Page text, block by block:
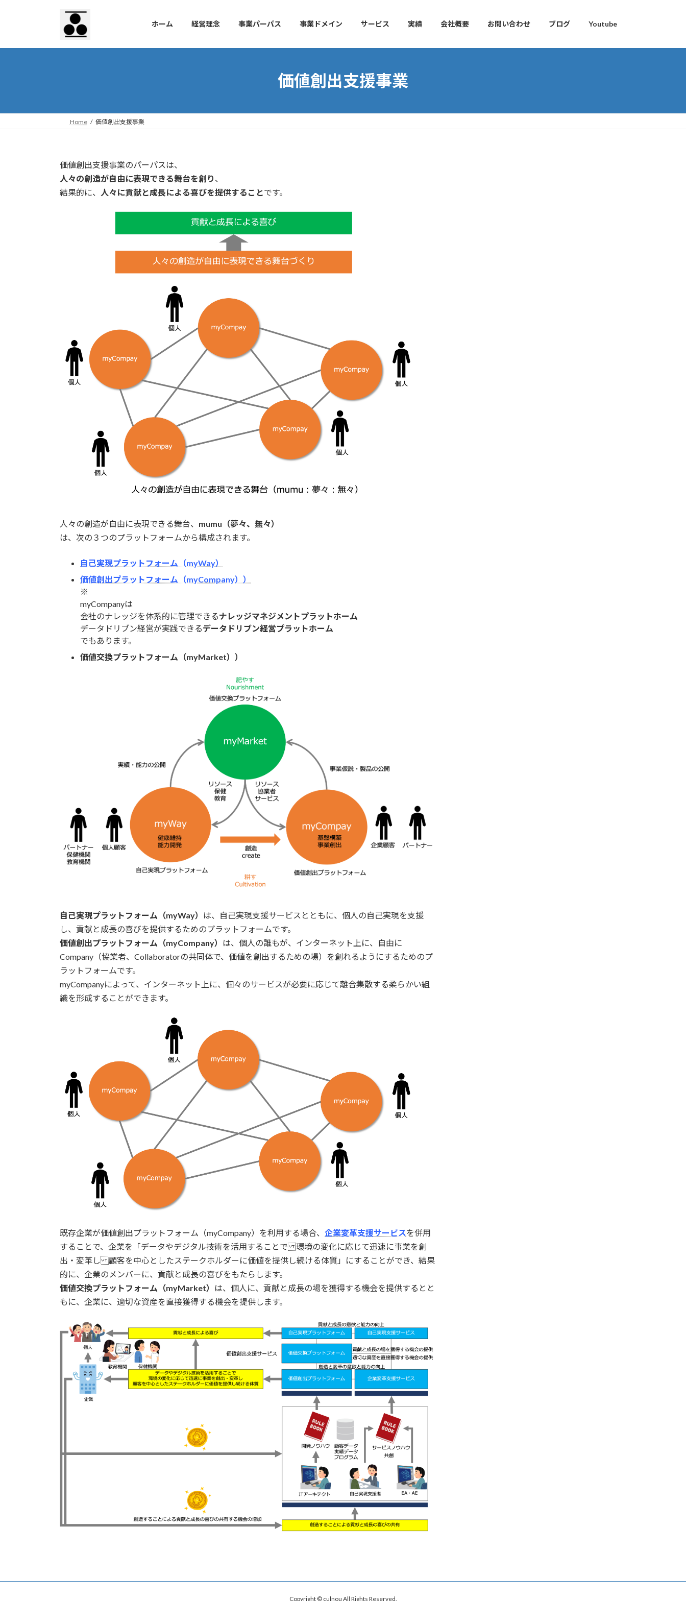
プ
動
ホーム 経営理念 事業パーパス 事業ドメイン サービス 実績 会社概要 お問い合わせ ブログ Youtube
価値創出支援事業
Home 価値創出支援事業
価値創出支援事業のパーパスは、
人々の創造が自由に表現できる舞台を創り 、
結果的に、
人々に貢献と成長による喜びを提供すること です。
人々の創造が自由に表現できる舞台、 mumu（夢々、無々）
は、次の３つのプラットフォームから構成されます。
自己実現プラットフォーム（myWay）
価値創出プラットフォーム（myCompany））
※
myCompanyは
会社のナレッジを体系的に管理できるナレッジマネジメントプラットホーム
データドリブン経営が実践できるデータドリブン経営プラットホーム
でもあります。
価値交換プラットフォーム（myMarket））
自己実現プラットフォーム（myWay） は、自己実現支援サービスとともに、個人の自己実現を支援
し、貢献と成長の喜びを提供するためのプラットフォームです。
価値創出プラットフォーム（myCompany） は、個人の誰もが、インターネット上に、自由に
Company（協業者、Collaboratorの共同体で、価値を創出するための場）を創れるようにするためのプ
ラットフォームです。
myCompanyによって、インターネット上に、個々のサービスが必要に応じて離合集散する柔らかい組
織を形成することができます。
既存企業が価値創出プラットフォーム（myCompany）を利用する場合、 企業変革支援サービスを併用
することで、企業を「データやデジタル技術を活用することで 環境の変化に応じて迅速に事業を創
出・変革し 顧客を中心としたステークホルダーに価値を提供し続ける体質」にすることができ、結果
的に、企業のメンバーに、貢献と成長の喜びをもたらします。
価値交換プラットフォーム（myMarket） は、個人に、貢献と成長の場を獲得する機会を提供するとと
もに、企業に、適切な資産を直接獲得する機会を提供します。
Copyright © culnou All Rights Reserved.